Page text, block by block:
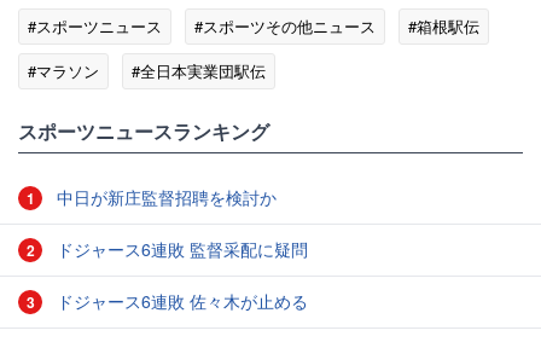
#スポーツニュース #スポーツその他ニュース
#箱根駅伝
#マラソン
#全日本実業団駅伝
スポーツニュースランキング
1 中日が新庄監督招聘を検討か
2 ドジャース6連敗 監督采配に疑問
3 ドジャース6連敗 佐々木が止める